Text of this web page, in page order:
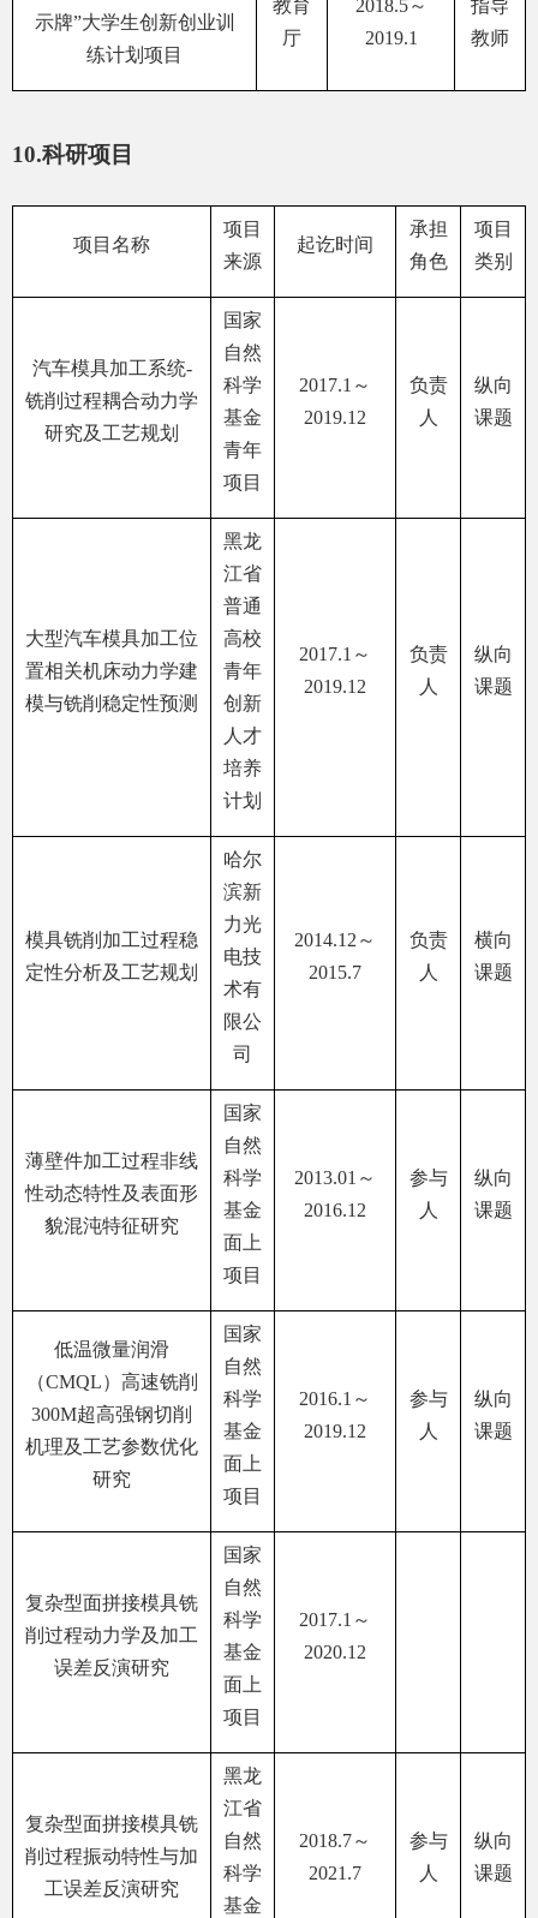
示牌”大学生创新创业训
练计划项目
教育
厅
2018.5～
2019.1
指导
教师
10.科研项目
项目名称
项目
来源
起讫时间
承担
角色
项目
类别
汽车模具加工系统-
铣削过程耦合动力学
研究及工艺规划
国家
自然
科学
基金
青年
项目
2017.1 ～
2019.12
负责
人
纵向
课题
大型汽车模具加工位
置相关机床动力学建
模与铣削稳定性预测
黑龙
江省
普通
高校
青年
创新
人才
培养
计划
2017.1 ～
2019.12
负责
人
纵向
课题
模具铣削加工过程稳
定性分析及工艺规划
哈尔
滨新
力光
电技
术有
限公
司
2014.12～
2015.7
负责
人
横向
课题
薄壁件加工过程非线
性动态特性及表面形
貌混沌特征研究
国家
自然
科学
基金
面上
项目
2013.01 ～
2016.12
参与
人
纵向
课题
低温微量润滑
（CMQL）高速铣削
300M超高强钢切削
机理及工艺参数优化
研究
国家
自然
科学
基金
面上
项目
2016.1 ～
2019.12
参与
人
纵向
课题
复杂型面拼接模具铣
削过程动力学及加工
误差反演研究
国家
自然
科学
基金
面上
项目
2017.1 ～
2020.12
复杂型面拼接模具铣
削过程振动特性与加
工误差反演研究
黑龙
江省
自然
科学
基金
2018.7～
2021.7
参与
人
纵向
课题